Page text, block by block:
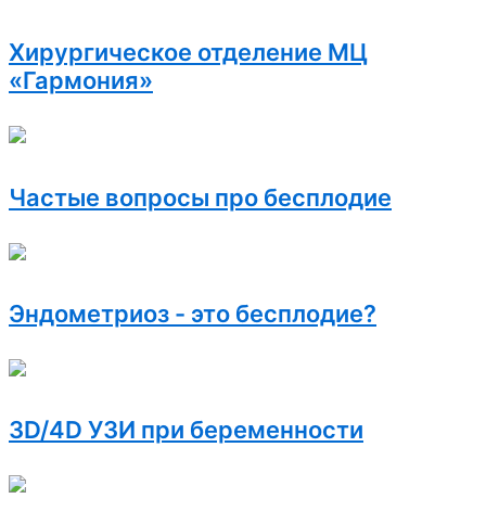
Хирургическое отделение МЦ
«Гармония»
Частые вопросы про бесплодие
Эндометриоз - это бесплодие?
3D/4D УЗИ при беременности